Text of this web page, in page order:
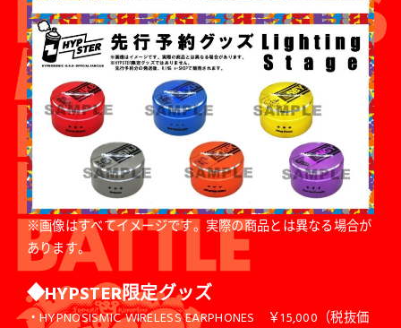
※画像はすべてイメージです。実際の商品とは異なる場合が
あります。
◆HYPSTER限定グッズ
・HYPNOSISMIC WIRELESS EARPHONES ￥15,000（税抜価